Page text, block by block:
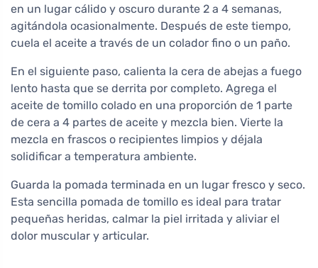
en un lugar cálido y oscuro durante 2 a 4 semanas,
agitándola ocasionalmente. Después de este tiempo,
cuela el aceite a través de un colador fino o un paño.
En el siguiente paso, calienta la cera de abejas a fuego
lento hasta que se derrita por completo. Agrega el
aceite de tomillo colado en una proporción de 1 parte
de cera a 4 partes de aceite y mezcla bien. Vierte la
mezcla en frascos o recipientes limpios y déjala
solidificar a temperatura ambiente.
Guarda la pomada terminada en un lugar fresco y seco.
Esta sencilla pomada de tomillo es ideal para tratar
pequeñas heridas, calmar la piel irritada y aliviar el
dolor muscular y articular.